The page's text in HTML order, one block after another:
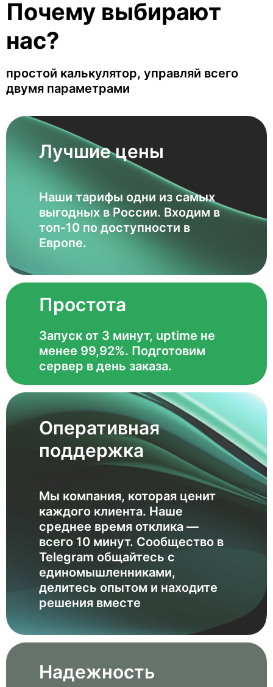
Почему выбирают
нас?
простой калькулятор, управляй всего
двумя параметрами
Лучшие цены
Наши тарифы одни из самых
выгодных в России. Входим в
топ-10 по доступности в
Европе.
Простота
Запуск от 3 минут, uptime не
менее 99,92%. Подготовим
сервер в день заказа.
Оперативная
поддержка
Мы компания, которая ценит
каждого клиента. Наше
среднее время отклика —
всего 10 минут. Сообщество в
Telegram общайтесь с
единомышленниками,
делитесь опытом и находите
решения вместе
Надежность